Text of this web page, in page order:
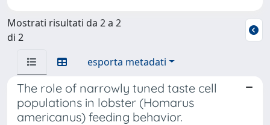
Mostrati risultati da 2 a 2
di 2
esporta metadati
The role of narrowly tuned taste cell
populations in lobster (Homarus
americanus) feeding behavior.